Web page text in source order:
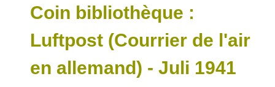
Coin bibliothèque :
Luftpost (Courrier de l'air
en allemand) - Juli 1941